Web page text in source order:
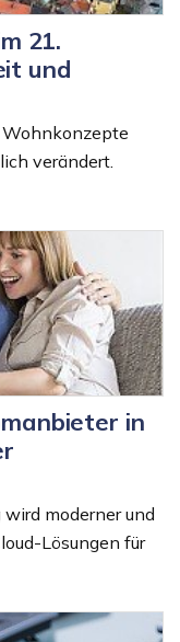
21.
und
verändert.
in
moderner und
Lösungen für